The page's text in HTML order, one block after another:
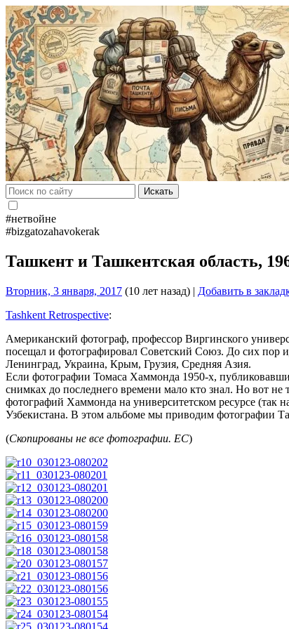
Искать
#нетвойне
#bizgatozahavokerak
Ташкент и Ташкентская область,
Вторник, 3 января, 2017 (10 лет назад) | Добавить в
Tashkent Retrospective:
Американский фотограф, профессор Виргинского
посещал и фотографировал Советский Союз. До сих пор
Ленинград, Украина, Крым, Грузия, Средняя Азия.
Если фотографии Томаса Хаммонда 1950-х,
снимках до последнего времени мало кто знал. Но вот не
фотографий Хаммонда на университетском ресурсе (так
Узбекистана. В этом альбоме мы приводим фотографии
(Скопированы не все фотографии. ЕС)